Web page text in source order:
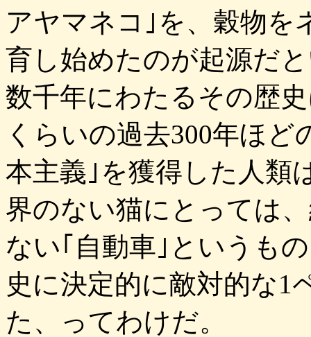
アヤマネコ｣を、穀物を
育し始めたのが起源だ
数千年にわたるその歴
くらいの過去300年ほ
本主義｣を獲得した人類
界のない猫にとっては
ない｢自動車｣というも
史に決定的に敵対的な1
た、ってわけだ。